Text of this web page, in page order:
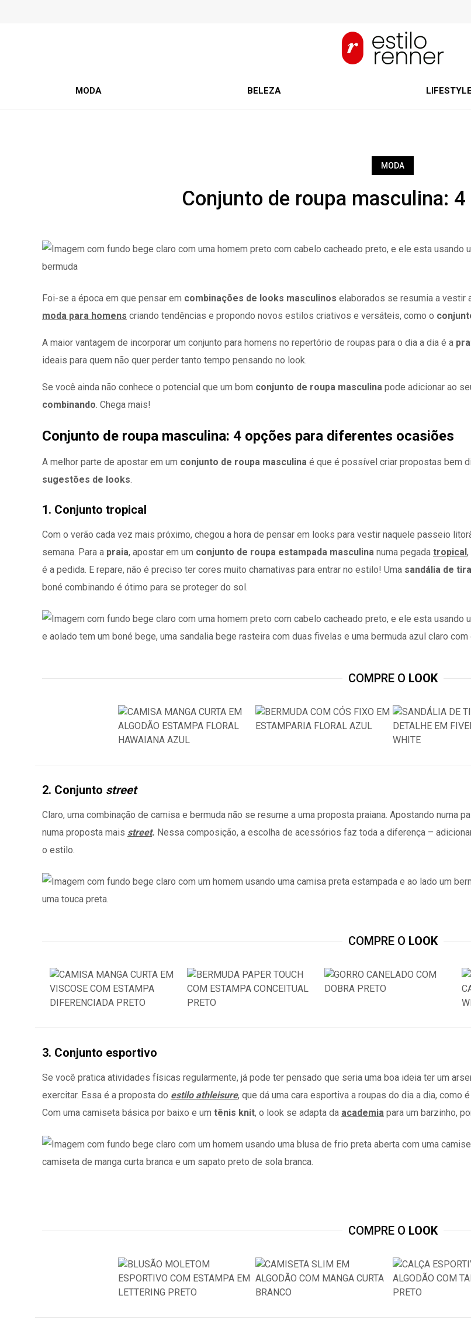
MODA BELEZA LIFESTYLE
MODA
Conjunto de roupa masculina:
Foi-se a época em que pensar em combinações de looks masculinos elaborados se resumia a vestir
moda para homens criando tendências e propondo novos estilos criativos e versáteis, como o
A maior vantagem de incorporar um conjunto para homens no repertório de roupas para o dia a dia é a
ideais para quem não quer perder tanto tempo pensando no look.
Se você ainda não conhece o potencial que um bom conjunto de roupa masculina pode adicionar ao
combinando. Chega mais!
Conjunto de roupa masculina: 4 opções para diferentes ocasiões
A melhor parte de apostar em um conjunto de roupa masculina é que é possível criar propostas bem
sugestões de looks.
1. Conjunto tropical
Com o verão cada vez mais próximo, chegou a hora de pensar em looks para vestir naquele passeio
semana. Para a praia, apostar em um conjunto de roupa estampada masculina numa pegada tropical
é a pedida. E repare, não é preciso ter cores muito chamativas para entrar no estilo! Uma sandália de
boné combinando é ótimo para se proteger do sol.
COMPRE O LOOK
2. Conjunto street
Claro, uma combinação de camisa e bermuda não se resume a uma proposta praiana. Apostando numa
numa proposta mais street. Nessa composição, a escolha de acessórios faz toda a diferença –
o estilo.
COMPRE O LOOK
3. Conjunto esportivo
Se você pratica atividades físicas regularmente, já pode ter pensado que seria uma boa ideia ter um
exercitar. Essa é a proposta do estilo athleisure, que dá uma cara esportiva a roupas do dia a dia, como
Com uma camiseta básica por baixo e um tênis knit, o look se adapta da academia para um barzinho,
COMPRE O LOOK